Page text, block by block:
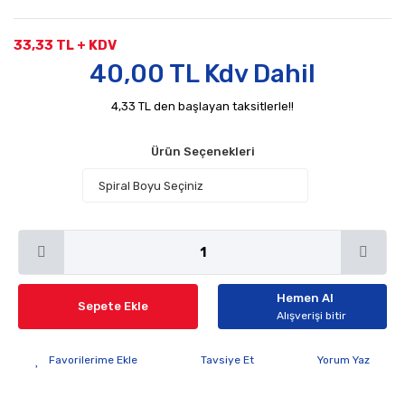
33,33 TL + KDV
40,00 TL Kdv Dahil
4,33 TL den başlayan taksitlerle!!
Ürün Seçenekleri
Sepete Ekle
Hemen Al
Alışverişi bitir
Tavsiye Et Yorum Yaz